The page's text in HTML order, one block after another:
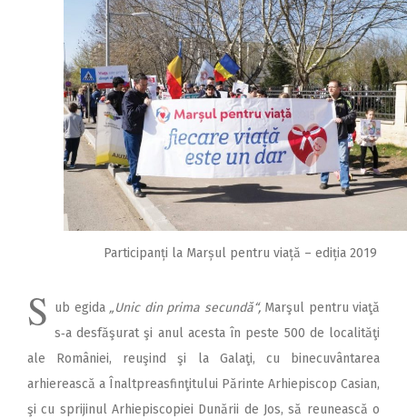
Participanți la Marșul pentru viață – ediția 2019
S ub egida „Unic din pri­­ma secundă“,Mar­şul pentru viaţă
s‑a desfăşurat şi anul acesta în peste 500 de localităţi
ale României, reuşind şi la Galaţi, cu binecuvântarea
arhierească a Înalt­preasfinţitului Părinte Arhiepiscop Casian,
şi cu sprijinul Arhiepiscopiei Dunării de Jos, să reunească o